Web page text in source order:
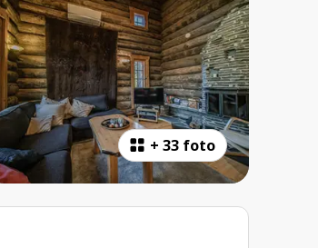
+ 33 foto